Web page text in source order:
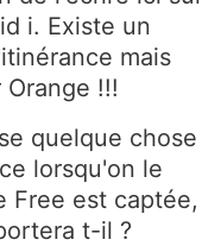
i. Existe un
mais
!!!
quelque chose
lorsqu'on le
Free est captée,
t-il ?